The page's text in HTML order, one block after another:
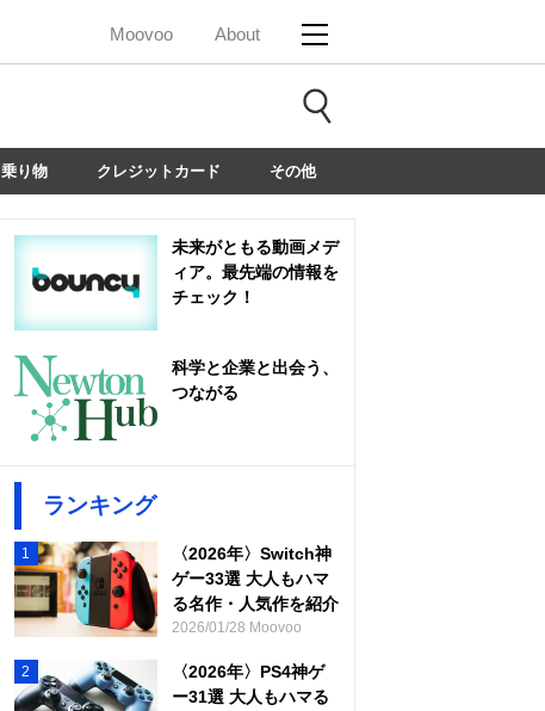
Moovoo About
乗り物 クレジットカード その他
未来がともる動画メデ
ィア。最先端の情報を
チェック！
科学と企業と出会う、
つながる
ランキング
1
〈2026年〉Switch神
ゲー33選 大人もハマ
る名作・人気作を紹介
2026/01/28 Moovoo
2
〈2026年〉PS4神ゲ
ー31選 大人もハマる